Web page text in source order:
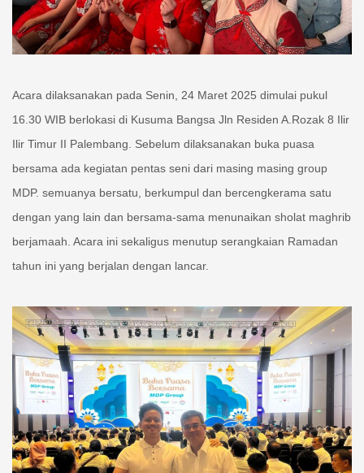
Acara dilaksanakan pada Senin, 24 Maret 2025 dimulai pukul
16.30 WIB berlokasi di Kusuma Bangsa Jln Residen A.Rozak 8 Ilir
Ilir Timur II Palembang. Sebelum dilaksanakan buka puasa
bersama ada kegiatan pentas seni dari masing masing group
MDP. semuanya bersatu, berkumpul dan bercengkerama satu
dengan yang lain dan bersama-sama menunaikan sholat maghrib
berjamaah. Acara ini sekaligus menutup serangkaian Ramadan
tahun ini yang berjalan dengan lancar.